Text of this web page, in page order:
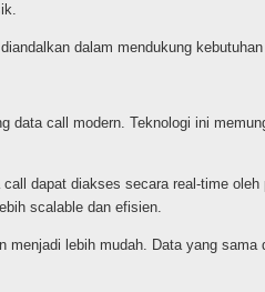
dalam mendukung
data call modern. Teknologi ini
dapat diakses secara real-time
scalable dan efisien.
lebih mudah. Data yang